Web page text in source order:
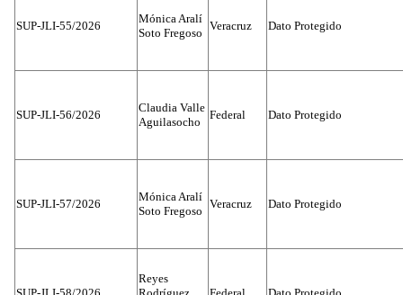
SUP-JLI-55/2026
Mónica Aralí
Soto Fregoso
Veracruz Dato Protegido
SUP-JLI-56/2026
Claudia Valle
Aguilasocho
Federal Dato Protegido
SUP-JLI-57/2026
Mónica Aralí
Soto Fregoso
Veracruz Dato Protegido
Reyes